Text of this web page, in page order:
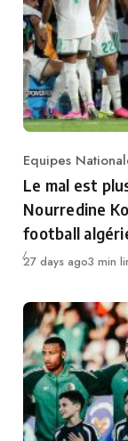
Category
Equipes
Le mal est
Nourredine
football
Publié
27 days ago3 min